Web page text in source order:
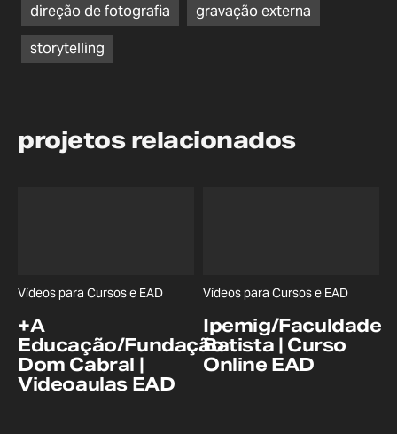
direção de fotografia
gravação externa
storytelling
projetos relacionados
+A
Educação/Fundação
Dom Cabral |
Videoaulas EAD
Vídeos para Cursos e EAD
Ipemig/Faculdade
Batista | Curso
Online EAD
Vídeos para Cursos e EAD